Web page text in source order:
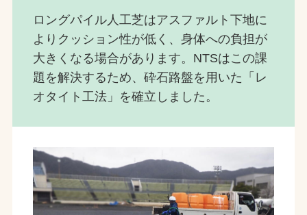
ロングパイル人工芝はアスファルト下地に
よりクッション性が低く、身体への負担が
大きくなる場合があります。NTSはこの課
題を解決するため、砕石路盤を用いた「レ
オタイト工法」を確立しました。